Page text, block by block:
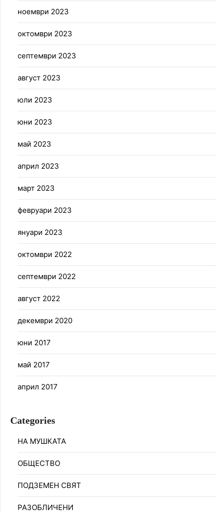
ноември 2023
октомври 2023
септември 2023
август 2023
юли 2023
юни 2023
май 2023
април 2023
март 2023
февруари 2023
януари 2023
октомври 2022
септември 2022
август 2022
декември 2020
юни 2017
май 2017
април 2017
Categories
НА МУШКАТА
ОБЩЕСТВО
ПОДЗЕМЕН СВЯТ
РАЗОБЛИЧЕНИ